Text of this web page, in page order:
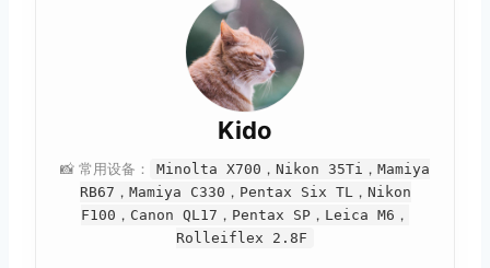
Kido
📸 常用设备：
Minolta X700，Nikon 35Ti，Mamiya
RB67，Mamiya C330，Pentax Six TL，Nikon
F100，Canon QL17，Pentax SP，Leica M6，
Rolleiflex 2.8F